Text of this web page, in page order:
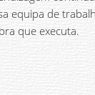
equipa de
que executa.